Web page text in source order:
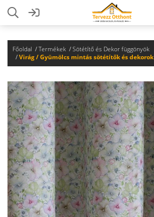
Főoldal Termékek
Sötétítő és Dekor függönyök
Virág / Gyümölcs mintás sötétítők és dekorok